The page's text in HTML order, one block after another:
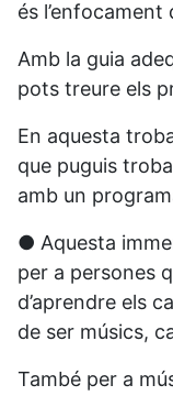
és l’enfocament
Amb la guia
pots treure els
En aquesta
que puguis
amb un
● Aquesta
per a persones
d’aprendre els
de ser músics,
També per a